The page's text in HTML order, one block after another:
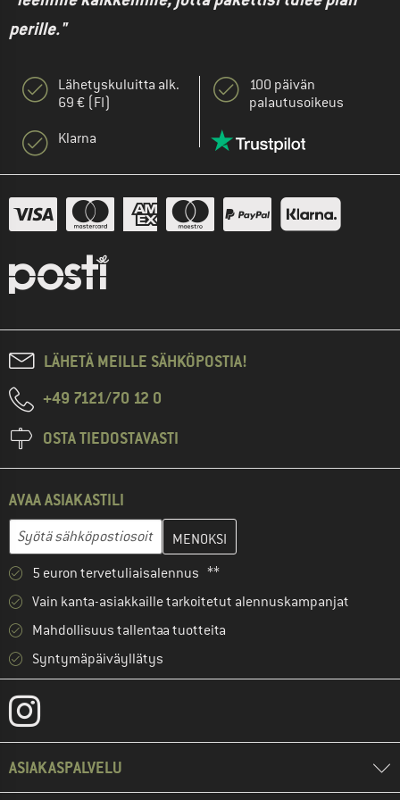
perille."
Lähetyskuluitta alk.
69 € (FI)
Klarna
100 päivän
palautusoikeus
LÄHETÄ MEILLE SÄHKÖPOSTIA!
+49 7121/70 12 0
OSTA TIEDOSTAVASTI
AVAA ASIAKASTILI
Sähköpostiosoite
Anna sähköpostiosoitteesi ja luo seuraavassa vaiheessa
5 euron tervetuliaisalennus **
Vain kanta-asiakkaille tarkoitetut alennuskampanjat
Mahdollisuus tallentaa tuotteita
Syntymäpäiväyllätys
ASIAKASPALVELU